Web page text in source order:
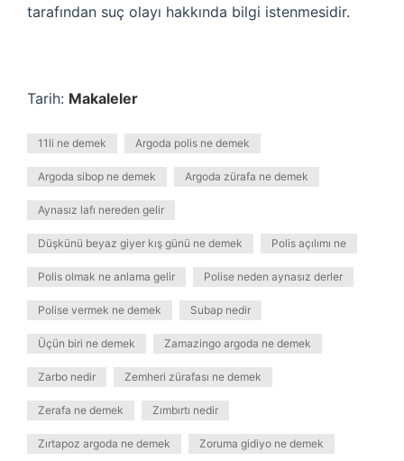
tarafından suç olayı hakkında bilgi istenmesidir.
Tarih: Makaleler
11li ne demek Argoda polis ne demek
Argoda sibop ne demek Argoda zürafa ne demek
Aynasız lafı nereden gelir
Düşkünü beyaz giyer kış günü ne demek Polis açılımı ne
Polis olmak ne anlama gelir Polise neden aynasız derler
Polise vermek ne demek Subap nedir
Üçün biri ne demek Zamazingo argoda ne demek
Zarbo nedir Zemheri zürafası ne demek
Zerafa ne demek Zımbırtı nedir
Zırtapoz argoda ne demek Zoruma gidiyo ne demek